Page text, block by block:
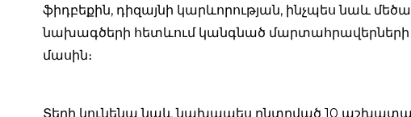
ֆիդբեքին, դիզայնի կարևորության, ինչպես նաև
նախագծերի հետևում կանգնած մարտահրավերների և
մասին։
Տեղի կունենա նաև նախապես ընտրված 10